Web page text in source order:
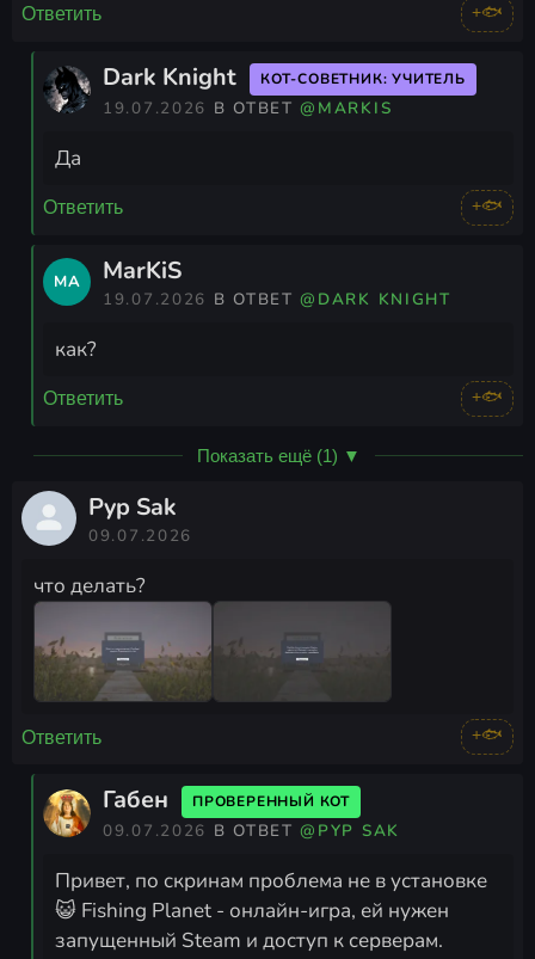
Ответить +🐟
Dark Knight КОТ-СОВЕТНИК: УЧИТЕЛЬ
19.07.2026 В ОТВЕТ@MARKIS
Да
Ответить +🐟
MA MarKiS
19.07.2026 В ОТВЕТ@DARK KNIGHT
как?
Ответить +🐟
Показать ещё (1) ▼
Pyp Sak
09.07.2026
что делать?
Ответить +🐟
Габен ПРОВЕРЕННЫЙ КОТ
09.07.2026 В ОТВЕТ@PYP SAK
Привет, по скринам проблема не в установке
😺 Fishing Planet - онлайн-игра, ей нужен
запущенный Steam и доступ к серверам.